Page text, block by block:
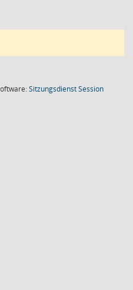
SitzungsdienstSession(Wird in